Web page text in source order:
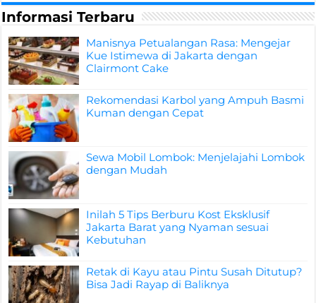
Informasi Terbaru
Manisnya Petualangan Rasa: Mengejar
Kue Istimewa di Jakarta dengan
Clairmont Cake
Rekomendasi Karbol yang Ampuh Basmi
Kuman dengan Cepat
Sewa Mobil Lombok: Menjelajahi Lombok
dengan Mudah
Inilah 5 Tips Berburu Kost Eksklusif
Jakarta Barat yang Nyaman sesuai
Kebutuhan
Retak di Kayu atau Pintu Susah Ditutup?
Bisa Jadi Rayap di Baliknya